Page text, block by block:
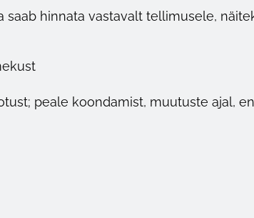
hinnata vastavalt tellimusele,
peale koondamist, muutuste ajal,